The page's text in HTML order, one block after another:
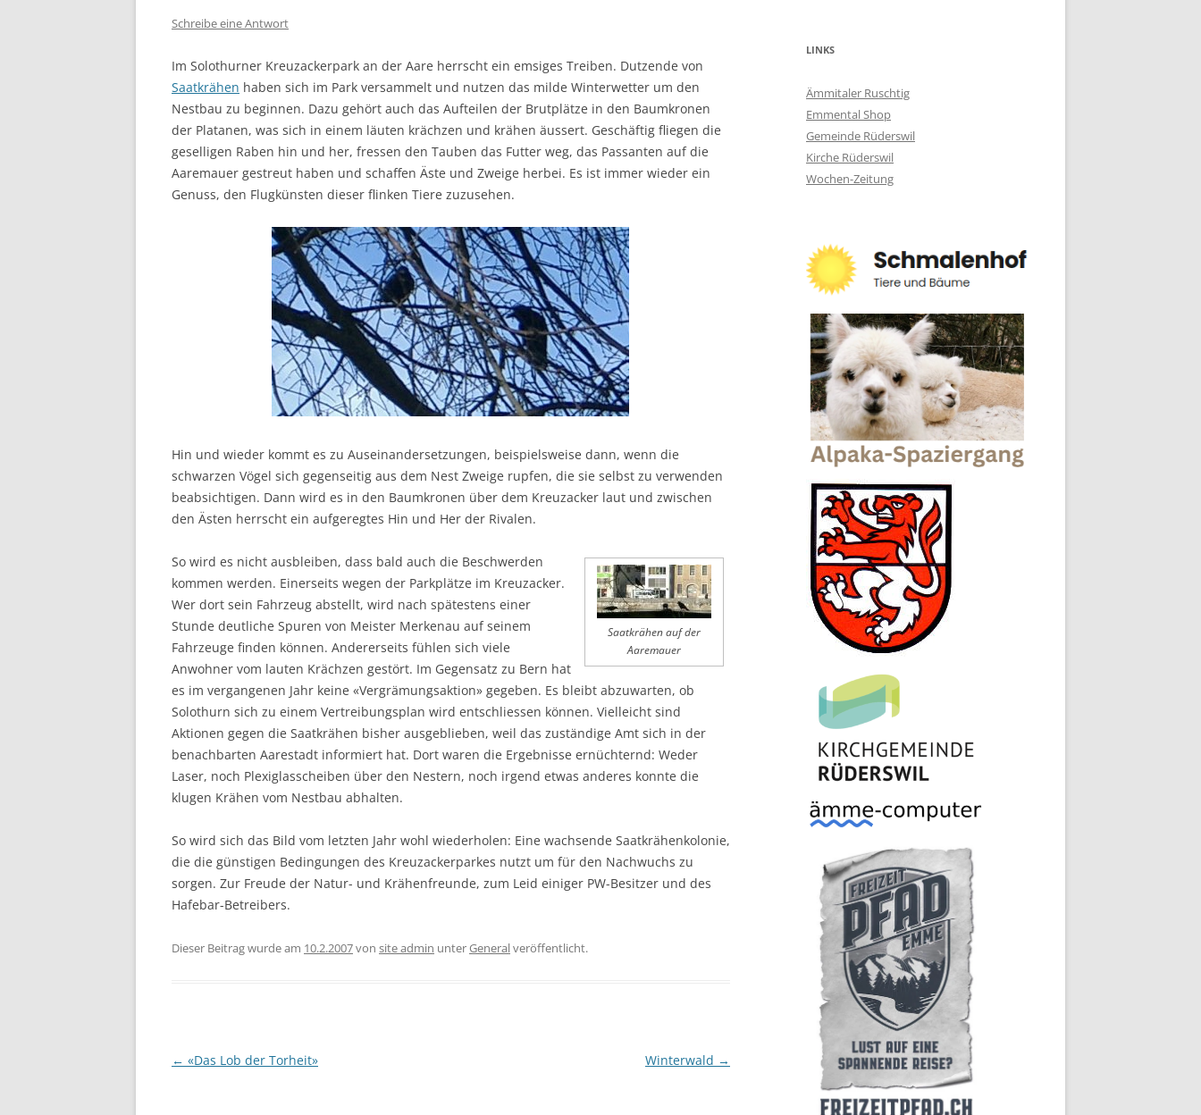
Schreibe eine Antwort
Im Solothurner Kreuzackerpark an der Aare herrscht ein emsiges Treiben. Dutzende von
Saatkrähen haben sich im Park versammelt und nutzen das milde Winterwetter um den
Nestbau zu beginnen. Dazu gehört auch das Aufteilen der Brutplätze in den Baumkronen
der Platanen, was sich in einem läuten krächzen und krähen äussert. Geschäftig fliegen die
geselligen Raben hin und her, fressen den Tauben das Futter weg, das Passanten auf die
Aaremauer gestreut haben und schaffen Äste und Zweige herbei. Es ist immer wieder ein
Genuss, den Flugkünsten dieser flinken Tiere zuzusehen.
Hin und wieder kommt es zu Auseinandersetzungen, beispielsweise dann, wenn die
schwarzen Vögel sich gegenseitig aus dem Nest Zweige rupfen, die sie selbst zu verwenden
beabsichtigen. Dann wird es in den Baumkronen über dem Kreuzacker laut und zwischen
den Ästen herrscht ein aufgeregtes Hin und Her der Rivalen.
Saatkrähen auf der
Aaremauer
So wird es nicht ausbleiben, dass bald auch die Beschwerden
kommen werden. Einerseits wegen der Parkplätze im Kreuzacker.
Wer dort sein Fahrzeug abstellt, wird nach spätestens einer
Stunde deutliche Spuren von Meister Merkenau auf seinem
Fahrzeuge finden können. Andererseits fühlen sich viele
Anwohner vom lauten Krächzen gestört. Im Gegensatz zu Bern hat
es im vergangenen Jahr keine «Vergrämungsaktion» gegeben. Es bleibt abzuwarten, ob
Solothurn sich zu einem Vertreibungsplan wird entschliessen können. Vielleicht sind
Aktionen gegen die Saatkrähen bisher ausgeblieben, weil das zuständige Amt sich in der
benachbarten Aarestadt informiert hat. Dort waren die Ergebnisse ernüchternd: Weder
Laser, noch Plexiglasscheiben über den Nestern, noch irgend etwas anderes konnte die
klugen Krähen vom Nestbau abhalten.
So wird sich das Bild vom letzten Jahr wohl wiederholen: Eine wachsende Saatkrähenkolonie,
die die günstigen Bedingungen des Kreuzackerparkes nutzt um für den Nachwuchs zu
sorgen. Zur Freude der Natur- und Krähenfreunde, zum Leid einiger PW-Besitzer und des
Hafebar-Betreibers.
Dieser Beitrag wurde am 10.2.2007von site admin unterGeneralveröffentlicht.
Beitragsnavigation
← «Das Lob der Torheit» Winterwald →
LINKS
Ämmitaler Ruschtig
Emmental Shop
Gemeinde Rüderswil
Kirche Rüderswil
Wochen-Zeitung